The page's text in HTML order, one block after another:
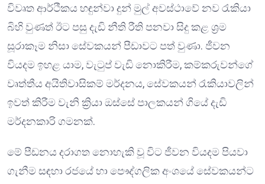
විවෘත ආර්ථීකය හඳුන්වා දුන් මුල් අවස්ථාවේ නව රැකියා
බිහි වුණත් ඊට පසු දැඩි නීති රීති පනවා සිදු කළ ශ්‍රම
සූරාකෑම නිසා සේවකයන් පීඩාවට පත් වුණා. ජීවන
වියදම ඉහළ යාම, වැටුප් වැඩි නොකිරීම, කම්කරුවන්ගේ
වෘත්තීය අයිතිවාසිකම් මර්දනය, සේවකයන් රැකියාවලින්
ඉවත් කිරීම වැනි ක්‍රියා ඔස්සේ පාලකයන් ගියේ දැඩි
මර්දනකාරි ගමනක්.
මේ පීඩනය දරාගත නොහැකි වූ විට ජීවන වියදම පියවා
ගැනීම සඳහා රජයේ හා පෞද්ගලික අංශයේ සේවකයන්ට